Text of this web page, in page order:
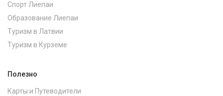
Спорт Лиепаи
Образование Лиепаи
Туризм в Латвии
Туризм в Курземе
Полезно
Карты и Путеводители